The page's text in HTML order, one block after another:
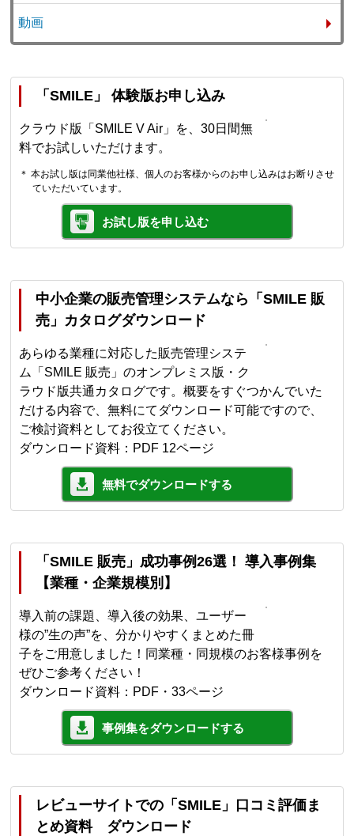
動画
「SMILE」 体験版お申し込み
クラウド版「SMILE V Air」を、30日間無
料でお試しいただけます。
＊ 本お試し版は同業他社様、個人のお客様からのお申し込みはお断りさせ
ていただいています。
お試し版を申し込む
中小企業の販売管理システムなら「SMILE 販
売」カタログダウンロード
あらゆる業種に対応した販売管理システ
ム「SMILE 販売」のオンプレミス版・ク
ラウド版共通カタログです。概要をすぐつかんでいた
だける内容で、無料にてダウンロード可能ですので、
ご検討資料としてお役立てください。
ダウンロード資料：PDF 12ページ
無料でダウンロードする
「SMILE 販売」成功事例26選！ 導入事例集
【業種・企業規模別】
導入前の課題、導入後の効果、ユーザー
様の”生の声”を、分かりやすくまとめた冊
子をご用意しました！同業種・同規模のお客様事例を
ぜひご参考ください！
ダウンロード資料：PDF・33ページ
事例集をダウンロードする
レビューサイトでの「SMILE」口コミ評価ま
とめ資料 ダウンロード